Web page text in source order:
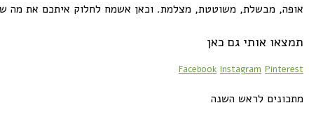
אופה, מבשלת, משוטטת, מצלמת. וכאן אשמח לחלוק איתכם את מה
תמצאו אותי גם כאן
Facebook Instagram Pinterest
מתכונים לראש השנה